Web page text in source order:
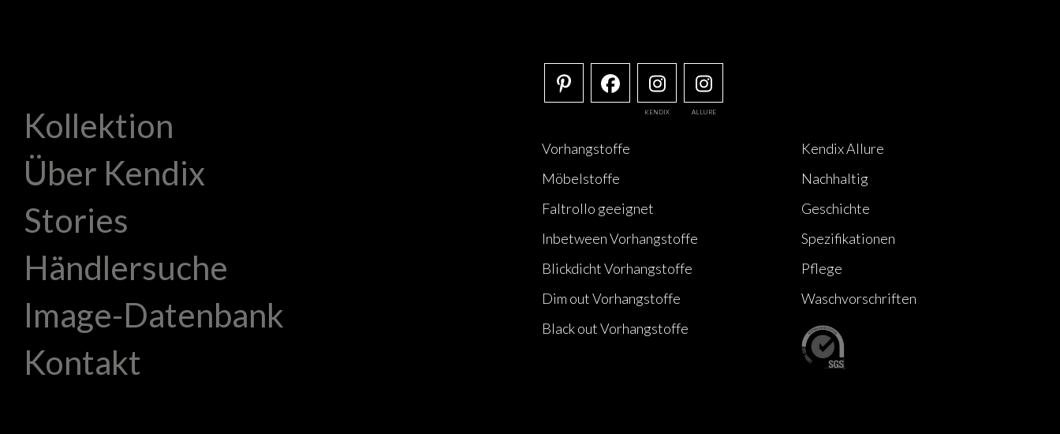
Kollektion
Über Kendix
Stories
Händlersuche
Image-Datenbank
Kontakt
KENDIX ALLURE
Vorhangstoffe
Möbelstoffe
Faltrollo geeignet
Inbetween Vorhangstoffe
Blickdicht Vorhangstoffe
Dim out Vorhangstoffe
Black out Vorhangstoffe
Kendix Allure
Nachhaltig
Geschichte
Spezifikationen
Pflege
Waschvorschriften